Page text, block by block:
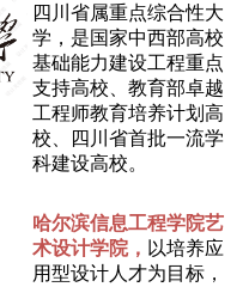
四川省属重点综合性大
学，是国家中西部高校
基础能力建设工程重点
支持高校、教育部卓越
工程师教育培养计划高
校、四川省首批一流学
科建设高校。
哈尔滨信息工程学院艺
术设计学院， 以培养应
用型设计人才为目标，